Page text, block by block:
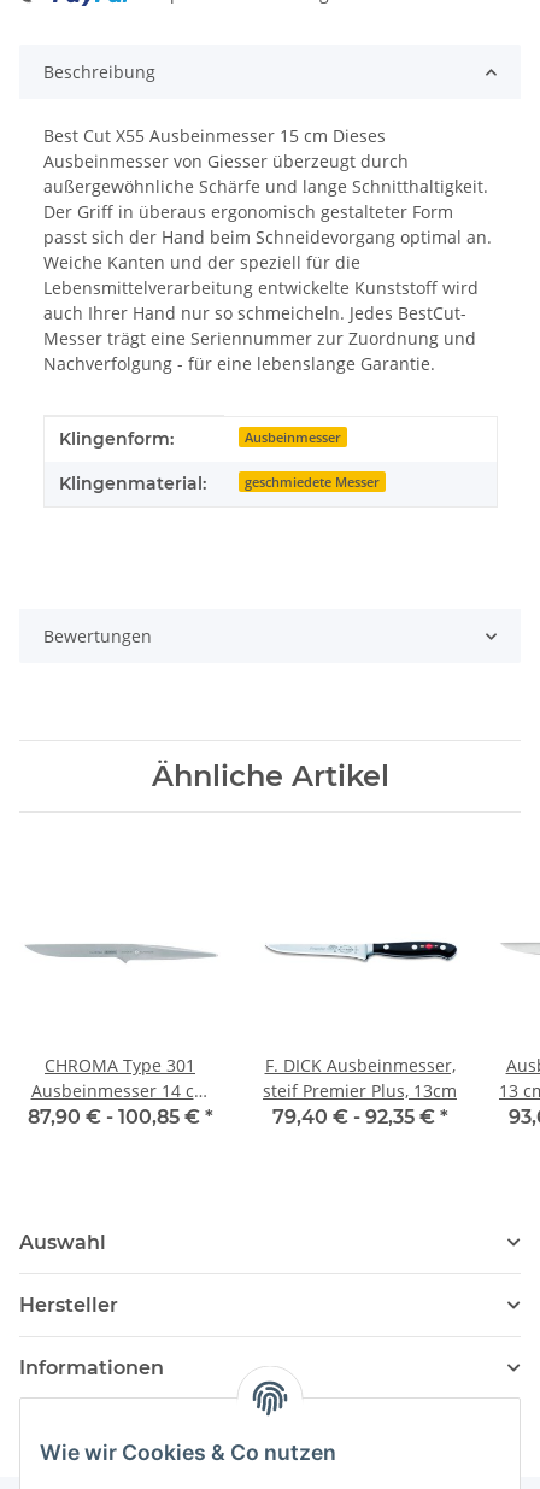
Wie wir Cookies & Co nutzen
Beschreibung
Best Cut X55 Ausbeinmesser 15 cm Dieses
Ausbeinmesser von Giesser überzeugt durch
außergewöhnliche Schärfe und lange Schnitthaltigkeit.
Der Griff in überaus ergonomisch gestalteter Form
passt sich der Hand beim Schneidevorgang optimal an.
Weiche Kanten und der speziell für die
Lebensmittelverarbeitung entwickelte Kunststoff wird
auch Ihrer Hand nur so schmeicheln. Jedes BestCut-
Messer trägt eine Seriennummer zur Zuordnung und
Nachverfolgung - für eine lebenslange Garantie.
Produkteigenschaft
Wert
Klingenform: Ausbeinmesser
Klingenmaterial: geschmiedete Messer
Bewertungen
Ähnliche Artikel
CHROMA Type 301
Ausbeinmesser 14 cm
Design by F.A. Porsche
87,90 € - 100,85 € *
F. DICK Ausbeinmesser,
steif Premier Plus, 13cm
79,40 € - 92,35 € *
13
Auswahl
Hersteller
Informationen